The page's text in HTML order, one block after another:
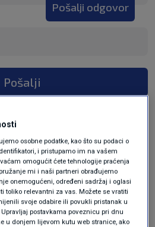
Pošalji odgovor
Pošalji
Oglas
osobne podatke, kao što su podaci o
i pristupamo im na vašem
omogućit ćete tehnologije praćenja
mi i naši partneri obrađujemo
onemogućeni, određeni sadržaj i oglasi
toliko relevantni za vas. Možete se vratiti
svoje odabire ili povukli pristanak u
postavkama poveznicu pri dnu
u donjem lijevom kutu web stranice, ako